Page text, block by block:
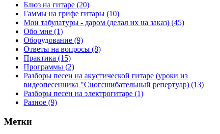
Блюз на гитаре (20)
Гаммы на грифе гитары (10)
Мои табулатуры - даром (делал их на заказ) (45)
Обо мне (1)
Оборудование (9)
Ответы на вопросы (8)
Практика (15)
Программы (2)
Разборы песен на акустической гитаре (уроки из
видеопесенника "Сногсшибательный репертуар) (13)
Разборы песен на электрогитаре (1)
Разное (9)
Метки